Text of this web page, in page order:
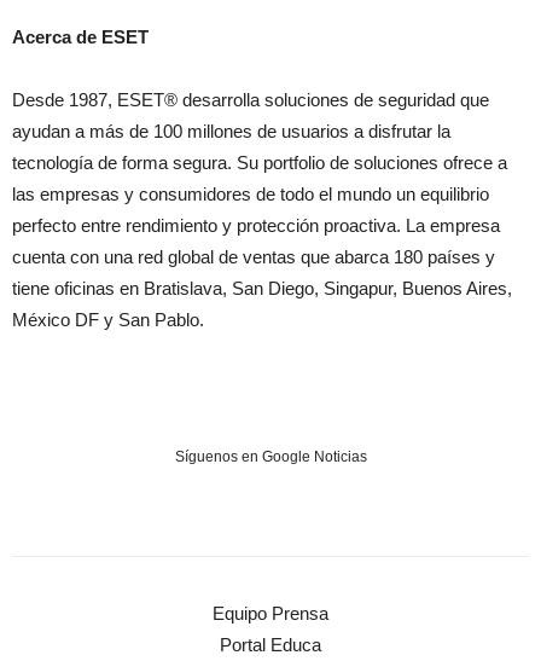
Acerca de ESET
Desde 1987, ESET® desarrolla soluciones de seguridad que
ayudan a más de 100 millones de usuarios a disfrutar la
tecnología de forma segura. Su portfolio de soluciones ofrece a
las empresas y consumidores de todo el mundo un equilibrio
perfecto entre rendimiento y protección proactiva. La empresa
cuenta con una red global de ventas que abarca 180 países y
tiene oficinas en Bratislava, San Diego, Singapur, Buenos Aires,
México DF y San Pablo.
Síguenos en Google Noticias
Equipo Prensa
Portal Educa